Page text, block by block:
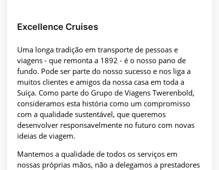
Excellence Cruises
Uma longa tradição em transporte de pessoas e
viagens - que remonta a 1892 - é o nosso pano de
fundo. Pode ser parte do nosso sucesso e nos liga a
muitos clientes e amigos da nossa casa em toda a
Suíça. Como parte do Grupo de Viagens Twerenbold,
consideramos esta história como um compromisso
com a qualidade sustentável, que queremos
desenvolver responsavelmente no futuro com novas
ideias de viagem.
Mantemos a qualidade de todos os serviços em
nossas próprias mãos, não a delegamos a prestadores